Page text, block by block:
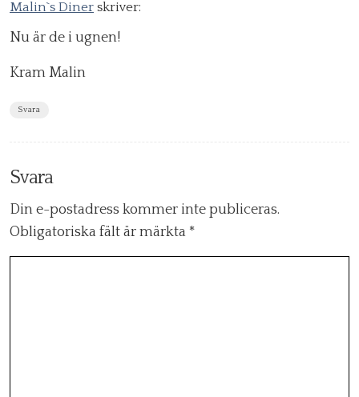
Malin`s Diner skriver:
Nu är de i ugnen!
Kram Malin
Svara
Svara
Din e-postadress kommer inte publiceras.
Obligatoriska fält är märkta *